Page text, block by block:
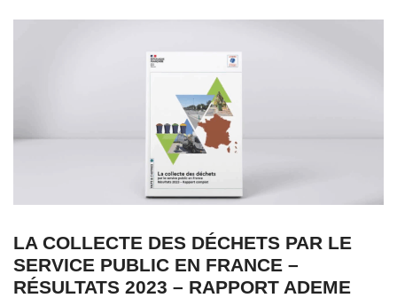
LA COLLECTE DES DÉCHETS PAR LE
SERVICE PUBLIC EN FRANCE –
RÉSULTATS 2023 – RAPPORT ADEME